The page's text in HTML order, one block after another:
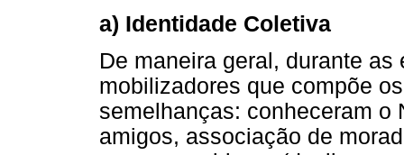
a) Identidade Coletiva
De maneira geral, durante
mobilizadores que compõe
semelhanças: conheceram o
amigos, associação de